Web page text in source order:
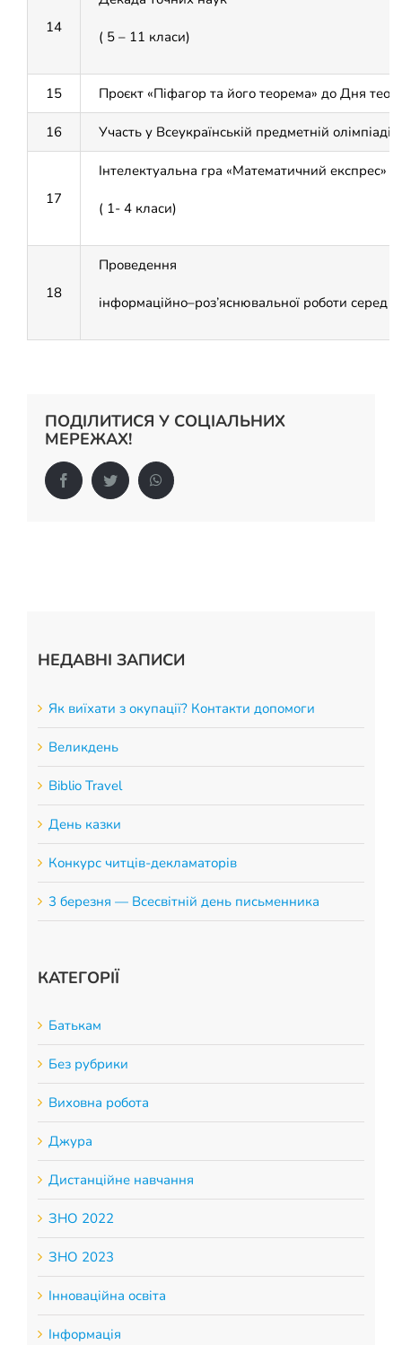
14
( 5 – 11 класи)
15 Проєкт «Піфагор та його теорема» до Дня
16 Участь у Всеукраїнській предметній
17
Інтелектуальна гра «Математичний експрес»
( 1- 4 класи)
18
Проведення
інформаційно–роз’яснювальної роботи серед
ПОДІЛИТИСЯ У СОЦІАЛЬНИХ
МЕРЕЖАХ!
FacebookTwitter WhatsApp
НЕДАВНІ ЗАПИСИ
Як виїхати з окупації? Контакти допомоги
Великдень
Biblio Travel
День казки
Конкурс читців-декламаторів
3 березня — Всесвітній день письменника
КАТЕГОРІЇ
Батькам
Без рубрики
Виховна робота
Джура
Дистанційне навчання
ЗНО 2022
ЗНО 2023
Інноваційна освіта
Інформація